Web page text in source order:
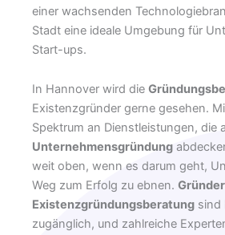
einer wachsenden
Stadt eine ideale Umgebung für
Start-ups.
In Hannover wird die
Existenzgründer gerne gesehen.
Spektrum an Dienstleistungen, die
Unternehmensgründung
weit oben, wenn es darum geht,
Weg zum Erfolg zu ebnen.
Existenzgründungsberatung sind
zugänglich, und zahlreiche